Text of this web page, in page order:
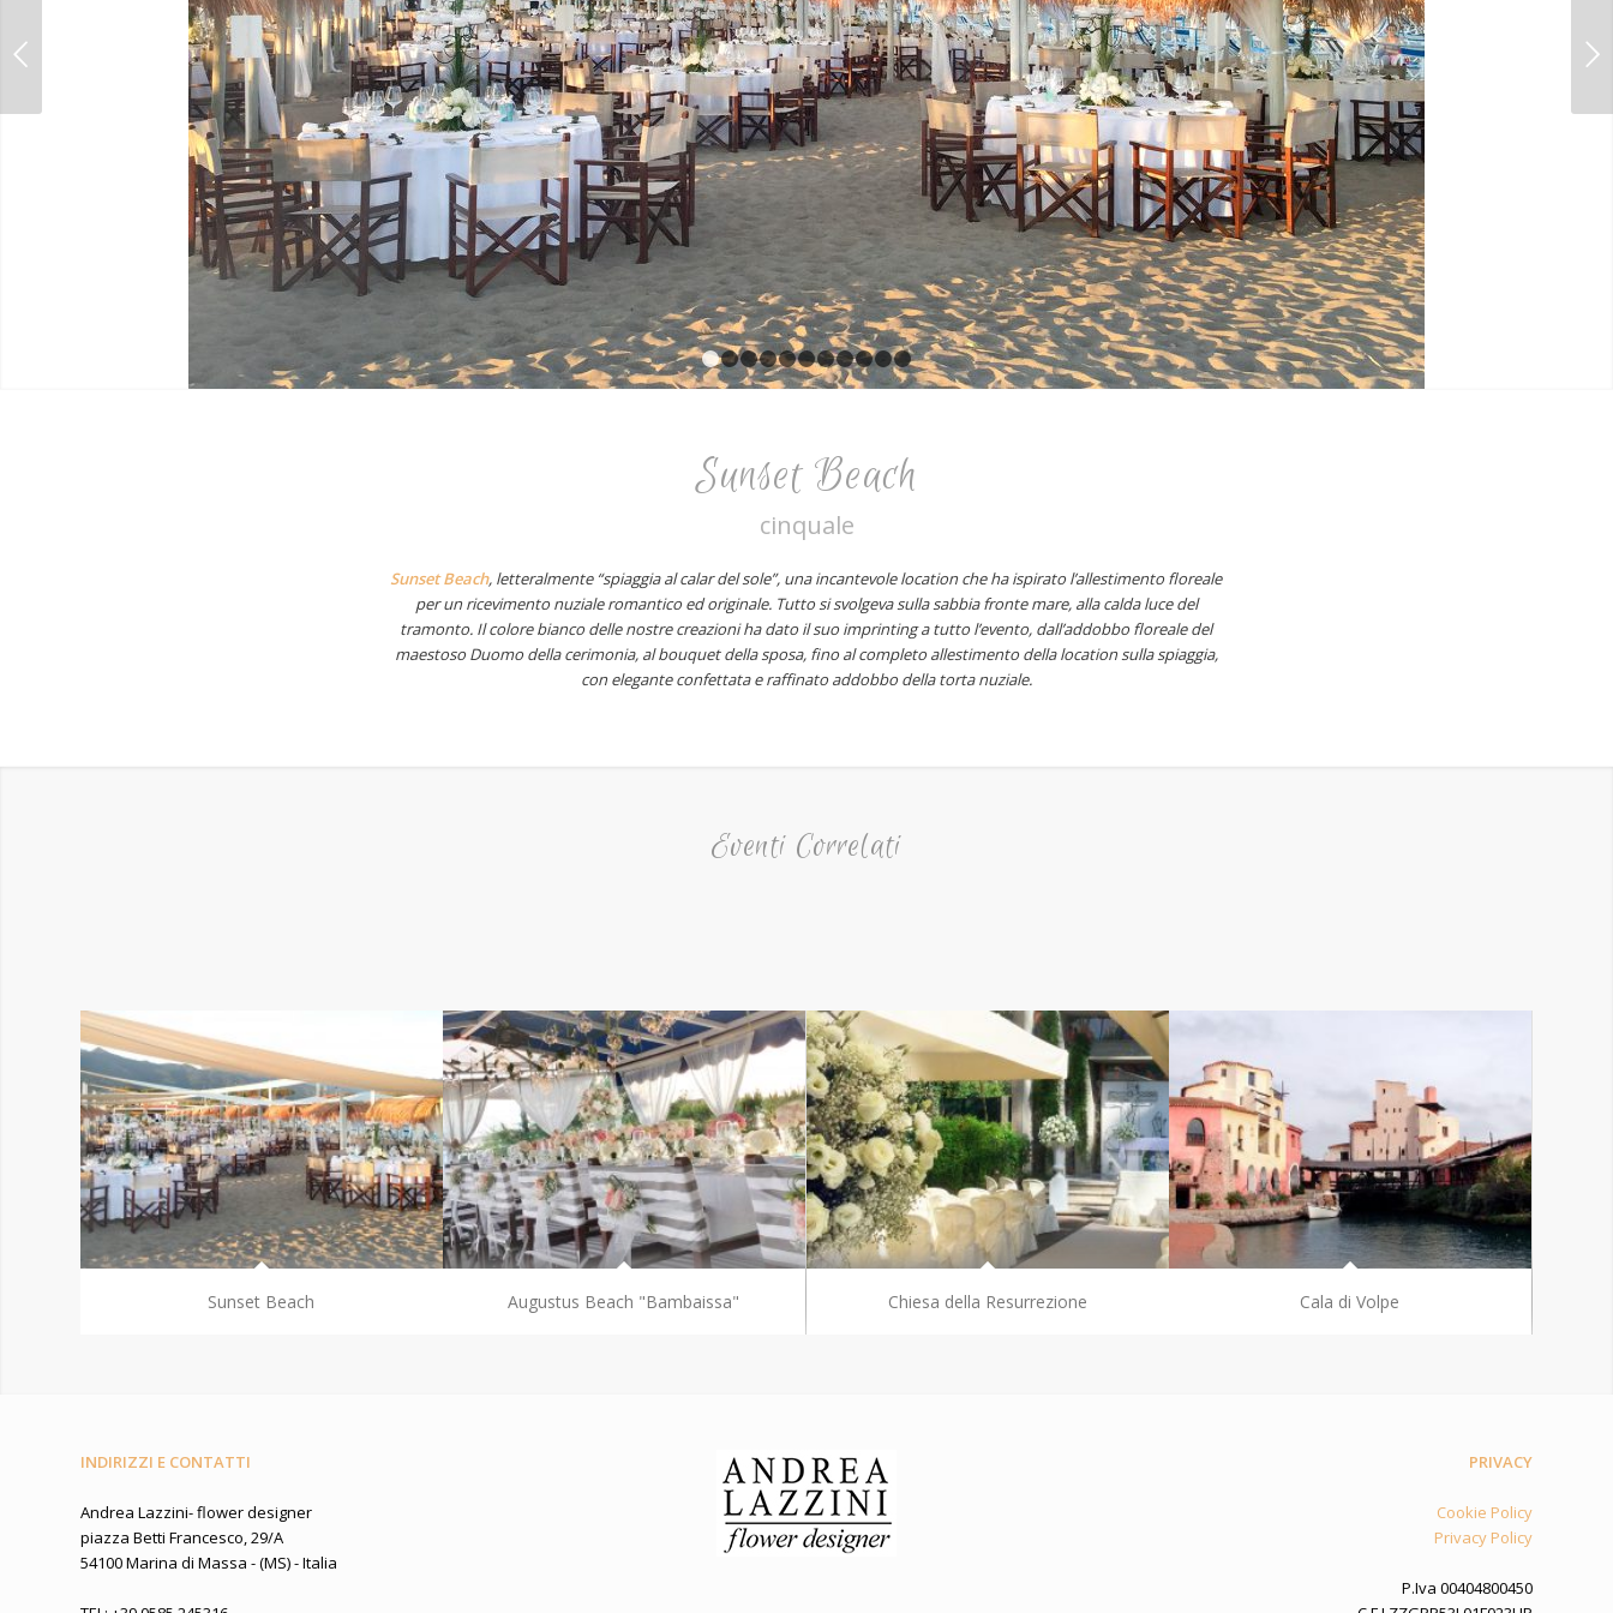
Posteriore
1 2 3 4 5 6 7 8 9 1011
Sunset Beach
cinquale
Sunset Beach, letteralmente “spiaggia al calar del sole”, una incantevole location che ha ispirato l’allestimento floreale
per un ricevimento nuziale romantico ed originale. Tutto si svolgeva sulla sabbia fronte mare, alla calda luce del
tramonto. Il colore bianco delle nostre creazioni ha dato il suo imprinting a tutto l’evento, dall’addobbo floreale del
maestoso Duomo della cerimonia, al bouquet della sposa, fino al completo allestimento della location sulla spiaggia,
con elegante confettata e raffinato addobbo della torta nuziale.
Eventi Correlati
Sunset Beach Augustus Beach "Bambaissa" Chiesa della Resurrezione Cala di Volpe
INDIRIZZI E CONTATTI
Andrea Lazzini- flower designer
piazza Betti Francesco, 29/A
54100 Marina di Massa - (MS) - Italia
PRIVACY
Cookie Policy
Privacy Policy
P.Iva 00404800450